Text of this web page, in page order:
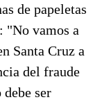
de papeletas
"No vamos a
Santa Cruz a
del fraude
ser